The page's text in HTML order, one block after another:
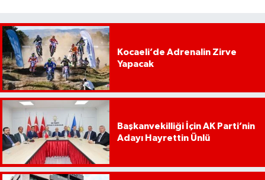
Kocaeli’de Adrenalin Zirve
Yapacak
Başkanvekilliği İçin AK Parti’nin
Adayı Hayrettin Ünlü